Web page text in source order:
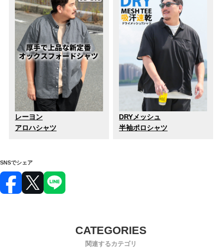
レーヨン
アロハシャツ
DRYメッシュ
半袖ポロシャツ
SNSでシェア
関連するカテゴリ